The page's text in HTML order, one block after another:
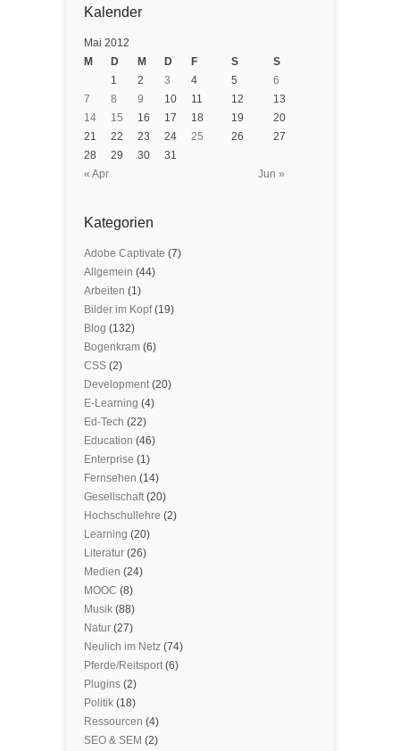
Kalender
Mai 2012
M
D M D F S S
« Apr Jun »
1 2 3 4 5
6
7
8 9 10 11 12
13
14
15 16 17 18 19
20
21
22 23 24 25 26
27
28
29 30 31
Kategorien
Adobe Captivate (7)
Allgemein (44)
Arbeiten (1)
Bilder im Kopf(19)
Blog (132)
Bogenkram (6)
CSS (2)
Development(20)
E-Learning (4)
Ed-Tech (22)
Education (46)
Enterprise (1)
Fernsehen (14)
Gesellschaft(20)
Hochschullehre (2)
Learning (20)
Literatur (26)
Medien (24)
MOOC (8)
Musik (88)
Natur (27)
Neulich im Netz (74)
Pferde/Reitsport(6)
Plugins (2)
Politik (18)
Ressourcen (4)
SEO & SEM (2)